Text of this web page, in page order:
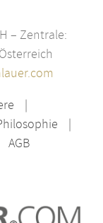
– Zentrale:
AGB